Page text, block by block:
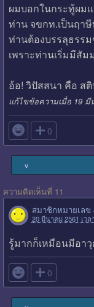
ผมบอกในกระทู้ผม
ท่าน จขกท.เป็นฤา
ท่านต้องบรรลุธรร
เพราะท่านเริ่มมีสั
อ้อ! วิปัสสนา คือ ส
แก้ไขข้อความเมื่อ 19 มี
 0
∨
ความคิดเห็นที่ 11
สมาชิกหมายเลข
20 มีนาคม 2561 เวล
รู้มากก็เหมือนมีอาวุ
 0